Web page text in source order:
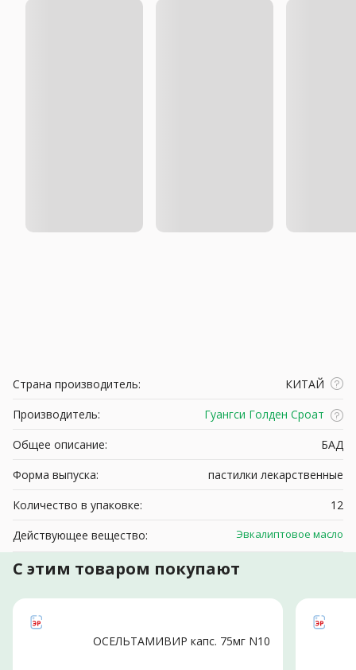
Страна производитель:
КИТАЙ
Производитель:
Гуангси Голден Сроат
Общее описание:
БАД
Форма выпуска:
пастилки лекарственные
Количество в упаковке:
12
Действующее вещество:
Эвкалиптовое масло
С этим товаром покупают
ОСЕЛЬТАМИВИР капс. 75мг N10